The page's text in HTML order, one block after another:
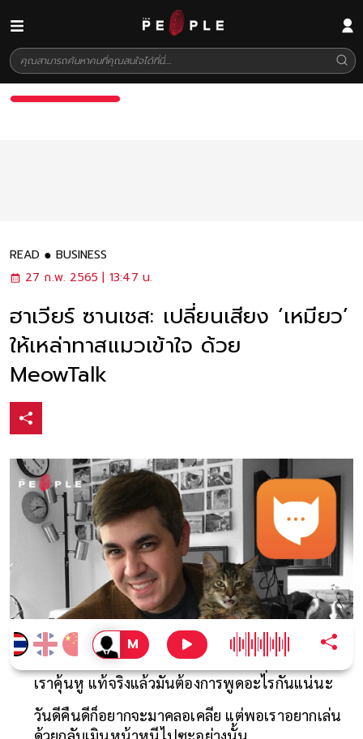
READ
BUSINESS
27 ก.พ. 2565 | 13:47 น.
ฮาเวียร์ ซานเชส: เปลี่ยนเสียง ‘เหมียว’
ให้เหล่าทาสแมวเข้าใจ ด้วย
MeowTalk
“เมี้ยว เมี้ยว เมี้ยว…” เสียงเรียกน่ารัก ๆ ของแมวที่
เราคุ้นหู แท้จริงแล้วมันต้องการพูดอะไรกันแน่นะ
วันดีคืนดีก็อยากจะมาคลอเคลีย แต่พอเราอยากเล่น
ด้วยกลับเมินหน้าหนีไปซะอย่างนั้น